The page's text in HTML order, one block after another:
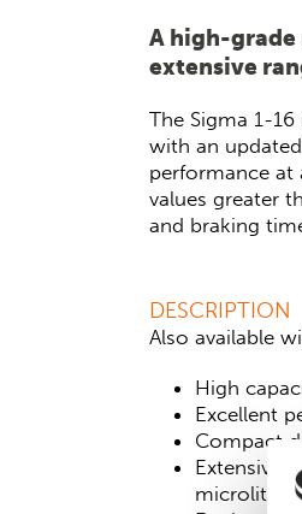
A high-
extensive
The Sigma 1-
with an
performance at
values greater
and braking
DESCRIPTION
Also available
High
Excellent
Compact
Extensive
microliter